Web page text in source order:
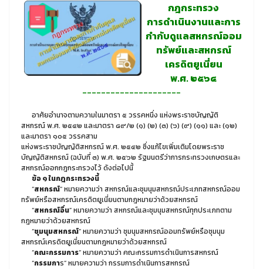
กฎกระทรวง
การดำเนินงานและการ
กำกับดูแลสหกรณ์ออม
ทรัพย์และสหกรณ์
เครดิตยูเนี่ยน
พ.ศ. ๒๕๖๔
---------------------
อาศัยอำนาจตามความในมาตรา ๕ วรรคหนึ่ง แห่งพระราชบัญญัติ
สหกรณ์ พ.ศ. ๒๕๔๒ และมาตรา ๘๙/๒ (๑) (๒) (๓) (๖) (๙) (๑๑) และ (๑๒)
และมาตรา ๑๐๕ วรรคสาม
แห่งพระราชบัญญัติสหกรณ์ พ.ศ. ๒๕๔๒ ซึ่งแก้ไขเพิ่มเติมโดยพระราช
บัญญัติสหกรณ์ (ฉบับที่ ๓) พ.ศ. ๒๕๖๒ รัฐมนตรีว่าการกระทรวงเกษตรและ
สหกรณ์ออกกฎกระทรวงไว้ ดังต่อไปนี้
ข้อ ๑ ในกฎกระทรวงนี้
“สหกรณ์” หมายความว่า สหกรณ์และชุมนุมสหกรณ์ประเภทสหกรณ์ออม
ทรัพย์หรือสหกรณ์เครดิตยูเนี่ยนตามกฎหมายว่าด้วยสหกรณ์
“สหกรณ์อื่น” หมายความว่า สหกรณ์และชุมนุมสหกรณ์ทุกประเภทตาม
กฎหมายว่าด้วยสหกรณ์
“ชุมนุมสหกรณ์” หมายความว่า ชุมนุมสหกรณ์ออมทรัพย์หรือชุมนุม
สหกรณ์เครดิตยูเนี่ยนตามกฎหมายว่าด้วยสหกรณ์
“คณะกรรมการ” หมายความว่า คณะกรรมการดำเนินการสหกรณ์
“กรรมการ” หมายความว่า กรรมการดำเนินการสหกรณ์